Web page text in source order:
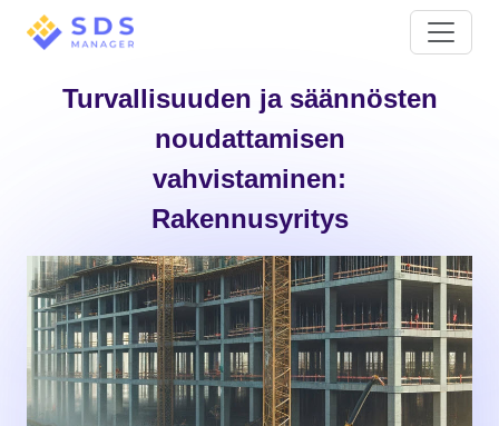
Turvallisuuden ja säännösten
noudattamisen
vahvistaminen:
Rakennusyritys